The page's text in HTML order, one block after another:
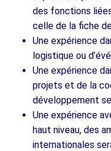
des fonctions
celle de la fiche
Une expérience
logistique ou
Une expérience
projets et de la
développement
Une expérience
haut niveau, des
internationales